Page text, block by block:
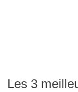
Les 3